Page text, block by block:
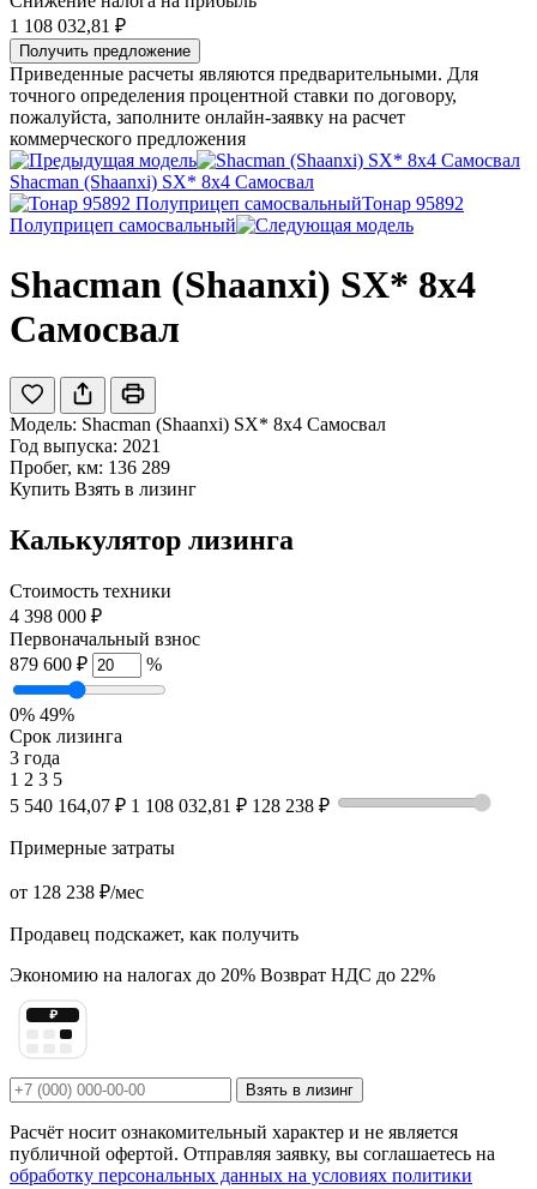
1 108 032,81 ₽
Получить предложение
Приведенные расчеты являются предварительными. Для
точного определения процентной ставки по договору,
пожалуйста, заполните онлайн-заявку на расчет
коммерческого предложения
Shacman (Shaanxi) SX* 8x4 Самосвал
Тонар 95892
Полуприцеп самосвальный
Shacman (Shaanxi) SX* 8x4
Самосвал
Модель: Shacman (Shaanxi) SX* 8x4 Самосвал
Год выпуска: 2021
Пробег, км: 136 289
Купить Взять в лизинг
Калькулятор лизинга
Стоимость техники
4 398 000 ₽
Первоначальный взнос
879 600 ₽
%
0% 49%
Срок лизинга
3 года
1 2 3 5
5 540 164,07 ₽ 1 108 032,81 ₽ 128 238 ₽
Примерные затраты
от 128 238 ₽/мес
Продавец подскажет, как получить
Экономию на налогах до 20% Возврат НДС до 22%
₽
Взять в лизинг
Расчёт носит ознакомительный характер и не является
публичной офертой. Отправляя заявку, вы соглашаетесь на
обработку персональных данных на условиях политики